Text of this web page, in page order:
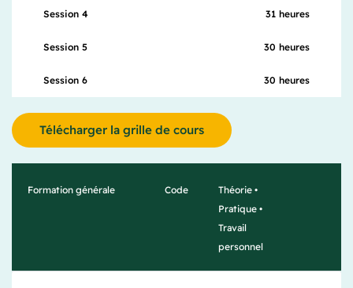
Session 4 31 heures
Session 5 30 heures
Session 6 30 heures
Télécharger la grille de cours
Formation générale Code
Théorie •
Pratique •
Travail
personnel